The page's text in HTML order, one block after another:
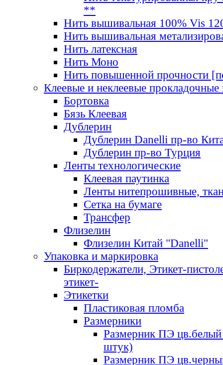
**
Нить вышивальная 100% Vis
Нить вышивальная
Нить латексная
Нить Моно
Нить повышенной прочности
Клеевые и неклеевые прокладочные
Бортовка
Бязь Клеевая
Дублерин
Дублерин Danelli пр-во
Дублерин пр-во Турция
Ленты технологические
Клеевая паутинка
Ленты нитепрошивные,
Сетка на бумаге
Трансфер
Флизелин
Флизелин Китай "Danelli"
Упаковка и маркировка
Биркодержатели, Этикет-
этикет-
Этикетки
Пластиковая пломба
Размерники
Размерник ПЭ цв.белый
штук)
Размерник ПЭ